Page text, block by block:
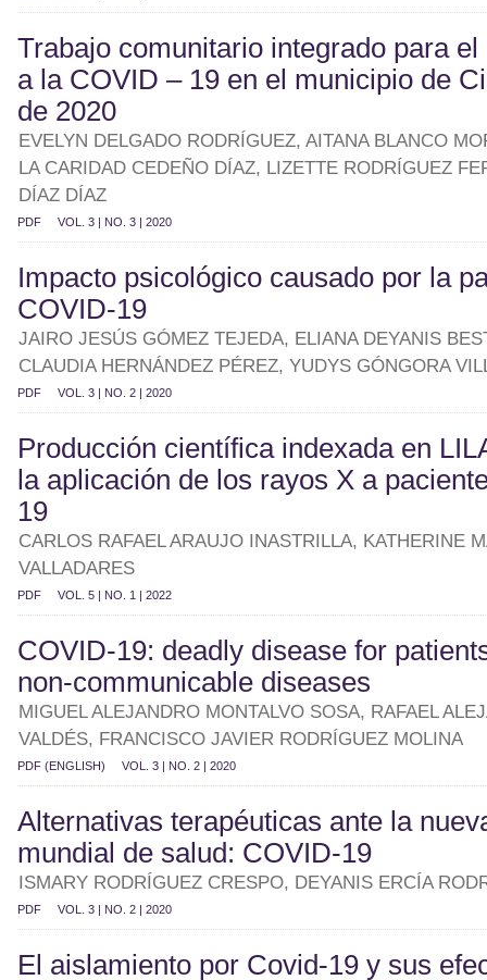
Trabajo comunitario integrado para
a la COVID – 19 en el municipio de
de 2020
EVELYN DELGADO RODRÍGUEZ, AITANA BLANCO
LA CARIDAD CEDEÑO DÍAZ, LIZETTE RODRÍGUEZ
DÍAZ DÍAZ
PDF VOL. 3 | NO. 3 | 2020
Impacto psicológico causado por la
COVID-19
JAIRO JESÚS GÓMEZ TEJEDA, ELIANA DEYANIS
CLAUDIA HERNÁNDEZ PÉREZ, YUDYS GÓNGORA
PDF VOL. 3 | NO. 2 | 2020
Producción científica indexada en
la aplicación de los rayos X a
19
CARLOS RAFAEL ARAUJO INASTRILLA, KATHERINE
VALLADARES
PDF VOL. 5 | NO. 1 | 2022
COVID-19: deadly disease for
non-communicable diseases
MIGUEL ALEJANDRO MONTALVO SOSA, RAFAEL
VALDÉS, FRANCISCO JAVIER RODRÍGUEZ MOLINA
PDF (ENGLISH) VOL. 3 | NO. 2 | 2020
Alternativas terapéuticas ante la
mundial de salud: COVID-19
ISMARY RODRÍGUEZ CRESPO, DEYANIS ERCÍA
PDF VOL. 3 | NO. 2 | 2020
El aislamiento por Covid-19 y sus